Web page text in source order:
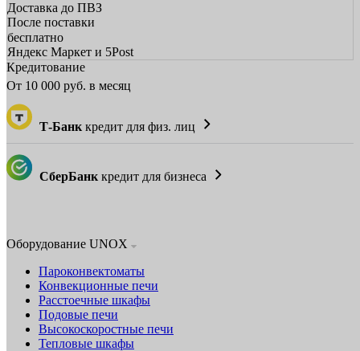
Доставка до ПВЗ
После поставки
бесплатно
Яндекс Маркет и 5Post
Кредитование
От 10 000 руб. в месяц
Т-Банк кредит для физ. лиц
СберБанк кредит для бизнеса
Оборудование UNOX
Пароконвектоматы
Конвекционные печи
Расстоечные шкафы
Подовые печи
Высокоскоростные печи
Тепловые шкафы